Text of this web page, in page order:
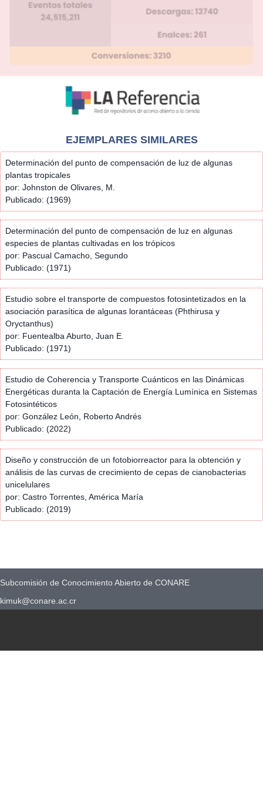
EJEMPLARES SIMILARES
Determinación del punto de compensación de luz de algunas
plantas tropicales
por: Johnston de Olivares, M.
Publicado: (1969)
Determinación del punto de compensación de luz en algunas
especies de plantas cultivadas en los trópicos
por: Pascual Camacho, Segundo
Publicado: (1971)
Estudio sobre el transporte de compuestos fotosintetizados en la
asociación parasítica de algunas lorantáceas (Phthirusa y
Oryctanthus)
por: Fuentealba Aburto, Juan E.
Publicado: (1971)
Estudio de Coherencia y Transporte Cuánticos en las Dinámicas
Energéticas duranta la Captación de Energía Lumínica en Sistemas
Fotosintéticos
por: González León, Roberto Andrés
Publicado: (2022)
Diseño y construcción de un fotobiorreactor para la obtención y
análisis de las curvas de crecimiento de cepas de cianobacterias
unicelulares
por: Castro Torrentes, América María
Publicado: (2019)
Subcomisión de Conocimiento Abierto de CONARE
kimuk@conare.ac.cr